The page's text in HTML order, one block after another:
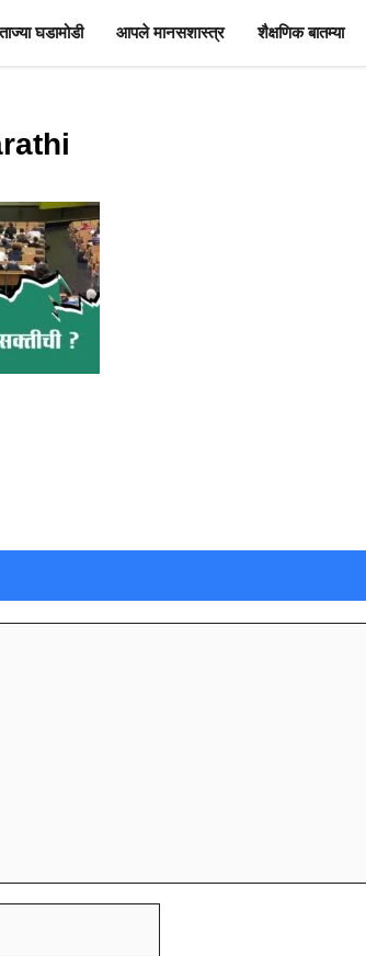
ताज्या घडामोडी आपले मानसशास्त्र शैक्षणिक बातम्या